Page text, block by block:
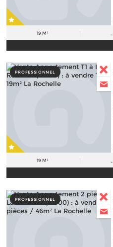
19 M² -
PROFESSIONNEL
19 M² -
PROFESSIONNEL